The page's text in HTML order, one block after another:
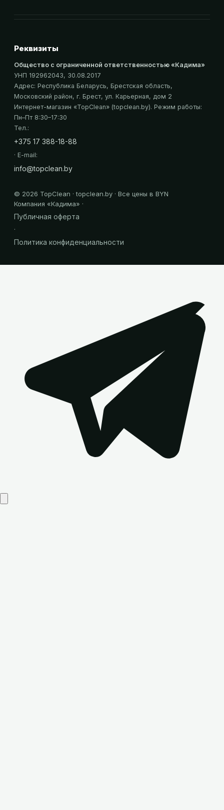
Реквизиты
Общество с ограниченной ответственностью «Кадима»
УНП 192962043, 30.08.2017
Адрес: Республика Беларусь, Брестская область,
Московский район, г. Брест, ул. Карьерная, дом 2
Интернет-магазин «TopClean» (topclean.by). Режим работы:
Пн–Пт 8:30–17:30
Тел.:
+375 17 388-18-88
· E-mail:
info@topclean.by
© 2026 TopClean · topclean.by · Все цены в BYN
Компания «Кадима» ·
Публичная оферта
·
Политика конфиденциальности